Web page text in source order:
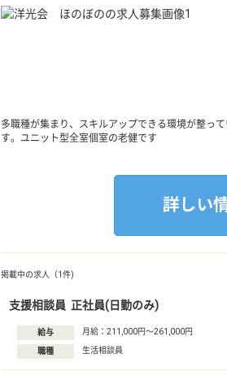
多職種が集まり、スキルアップできる環境が整っ
す。ユニット型全室個室の老健です
掲載中の求人（1件)
支援相談員 正社員(日勤のみ)
給与 月給：211,000円〜261,000円
職種 生活相談員